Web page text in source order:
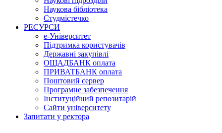
Наукова бібліотека
Студмістечко
РЕСУРСИ
е-Університет
Підтримка користувачів
Державні закупівлі
ОЩАДБАНК оплата
ПРИВАТБАНК оплата
Поштовий сервер
Програмне забезпечення
Інституційний репозитарій
Сайти університету
Запитати у ректора